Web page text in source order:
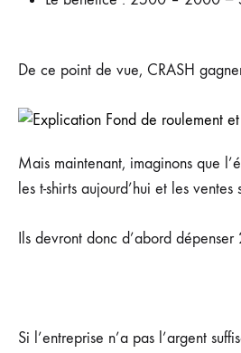
De ce point de vue, CRASH
Mais maintenant, imaginons que
les t-shirts aujourd’hui et les
Ils devront donc d’abord
Si l’entreprise n’a pas l’argent